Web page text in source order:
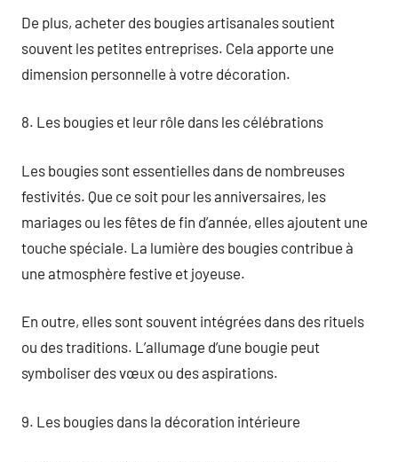
De plus, acheter des bougies artisanales soutient
souvent les petites entreprises. Cela apporte une
dimension personnelle à votre décoration.
8. Les bougies et leur rôle dans les célébrations
Les bougies sont essentielles dans de nombreuses
festivités. Que ce soit pour les anniversaires, les
mariages ou les fêtes de fin d’année, elles ajoutent une
touche spéciale. La lumière des bougies contribue à
une atmosphère festive et joyeuse.
En outre, elles sont souvent intégrées dans des rituels
ou des traditions. L’allumage d’une bougie peut
symboliser des vœux ou des aspirations.
9. Les bougies dans la décoration intérieure